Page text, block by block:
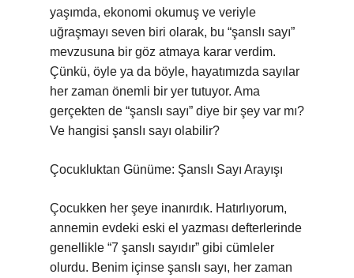
yaşımda, ekonomi okumuş ve veriyle
uğraşmayı seven biri olarak, bu “şanslı sayı”
mevzusuna bir göz atmaya karar verdim.
Çünkü, öyle ya da böyle, hayatımızda sayılar
her zaman önemli bir yer tutuyor. Ama
gerçekten de “şanslı sayı” diye bir şey var mı?
Ve hangisi şanslı sayı olabilir?
Çocukluktan Günüme: Şanslı Sayı Arayışı
Çocukken her şeye inanırdık. Hatırlıyorum,
annemin evdeki eski el yazması defterlerinde
genellikle “7 şanslı sayıdır” gibi cümleler
olurdu. Benim içinse şanslı sayı, her zaman